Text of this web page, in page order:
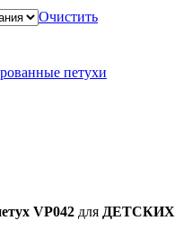
Очистить
петухи
VP042 для ДЕТСКИХ